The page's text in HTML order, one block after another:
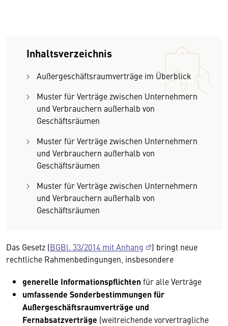
Inhaltsverzeichnis
Außergeschäftsraumverträge im Überblick
Muster für Verträge zwischen Unternehmern
und Verbrauchern außerhalb von
Geschäftsräumen
Muster für Verträge zwischen Unternehmern
und Verbrauchern außerhalb von
Geschäftsräumen
Muster für Verträge zwischen Unternehmern
und Verbrauchern außerhalb von
Geschäftsräumen
Das Gesetz (BGBl. 33/2014 mit Anhang
) bringt neue
rechtliche Rahmenbedingungen, insbesondere
generelle Informationspflichten für alle Verträge
umfassende Sonderbestimmungen für
Außergeschäftsraumverträge und
Fernabsatzverträge (weitreichende vorvertragliche